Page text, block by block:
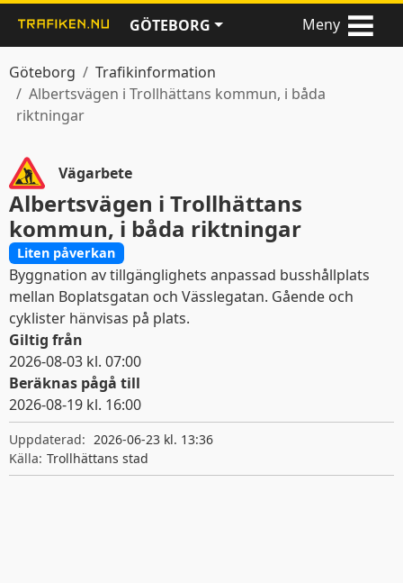
GÖTEBORG Meny
Göteborg
Trafikinformation
Albertsvägen i Trollhättans kommun, i båda
riktningar
Vägarbete
Albertsvägen i Trollhättans
kommun, i båda riktningar
Liten påverkan
Byggnation av tillgänglighets anpassad busshållplats
mellan Boplatsgatan och Vässlegatan. Gående och
cyklister hänvisas på plats.
Giltighetstid
Giltig från
2026-08-03 kl. 07:00
Beräknas pågå till
2026-08-19 kl. 16:00
Uppdaterad: 2026-06-23 kl. 13:36
Källa: Trollhättans stad